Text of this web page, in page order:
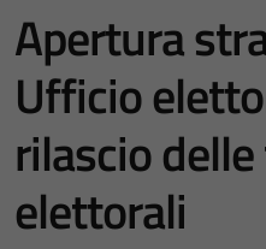
Apertura
Ufficio
rilascio
elettorali